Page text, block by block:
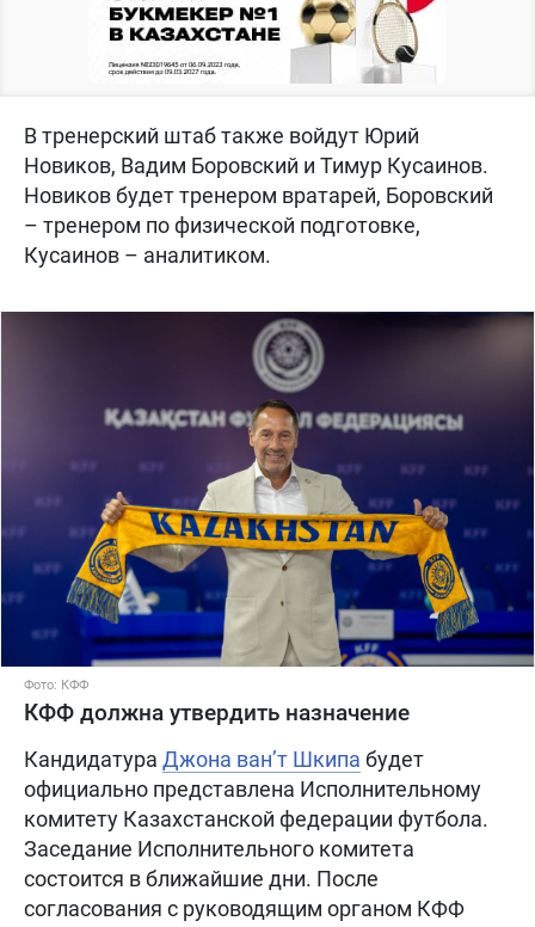
В тренерский штаб также войдут Юрий
Новиков, Вадим Боровский и Тимур Кусаинов.
Новиков будет тренером вратарей, Боровский
– тренером по физической подготовке,
Кусаинов – аналитиком.
Фото: КФФ
КФФ должна утвердить назначение
Кандидатура Джона ван’т Шкипа будет
официально представлена Исполнительному
комитету Казахстанской федерации футбола.
Заседание Исполнительного комитета
состоится в ближайшие дни. После
согласования с руководящим органом КФФ